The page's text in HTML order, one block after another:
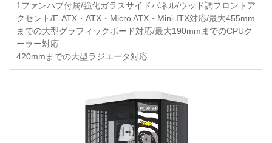
1ファンハブ付属/強化ガラスサイドパネル/ウッド調フロントア
クセント/E-ATX・ATX・Micro ATX・Mini-ITX対応/最大455mm
までの大型グラフィックボード対応/最大190mmまでのCPUク
ーラー対応
420mmまでの大型ラジエータ対応